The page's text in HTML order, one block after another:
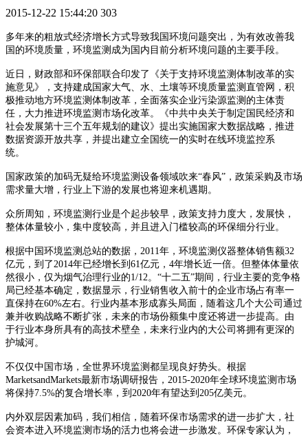
2015-12-22 15:44:20 303
多年来的粗放式经济增长方式导致我国环境问题突出，为有效改善我
国的环境质量，环境监测成为国内目前分析环境问题的主要手段。
近日，财政部和环保部联合印发了《关于支持环境监测体制改革的实
施意见》，支持建成国家大气、水、土壤等环境质量监测直管网，积
极推动地方环境监测体制改革，全面落实企业污染源监测的主体责
任，大力推进环境监测市场化改革。《中共中央关于制定国民经济和
社会发展第十三个五年规划的建议》提出实施国家大数据战略，推进
数据资源开放共享，并提出建立全国统一的实时在线环境监控系
统。
国家政策的加码无疑给环境监测设备领域吹来“春风”，政策采购及市场
需求量大增，行业上下游的发展也将迎来机遇期。
众所周知，环境监测行业是个起步较早，政策支持力度大，发展快，
整体体量较小，集中度较高，并且进入门槛较高的环保细分行业。
根据中国环境监测总站的数据，2011年，环境监测仪器整体销售额32
亿元，到了2014年已经增长到61亿元，4年增长近一倍。但整体体量依
然很小，仅为烟气治理行业的1/12。“十二五”期间，行业主要的竞争格
局已经基本确定，数据显示，行业销售收入前十的企业市场占有率一
直保持在60%左右。行业内基本形成寡头局面，随着这几个大公司通过
兼并收购战略不断扩张，未来的市场份额集中度还将进一步提高。由
于行业本身所具有的高技术壁垒，未来行业内的大公司将拥有更深的
护城河。
不仅仅中国市场，全世界环境监测都呈现良好势头。根据
MarketsandMarkets最新市场调研报告，2015-2020年全球环境监测市场
将保持7.5%的复合增长率，到2020年有望达到205亿美元。
内外双层因素加码，我们相信，随着环保市场需求的进一步扩大，社
会资本进入环境监测市场的活力也将会进一步激发。环保专家认为，